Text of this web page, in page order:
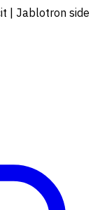
| Jablotron side